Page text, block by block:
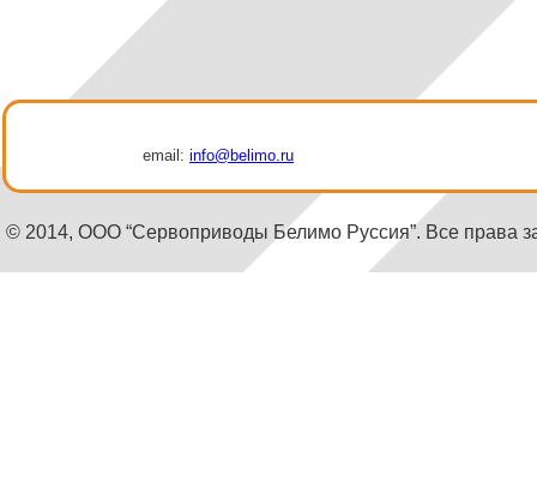
email: info@belimo.ru
© 2014, ООО “Сервоприводы Белимо Руссия”. Все права